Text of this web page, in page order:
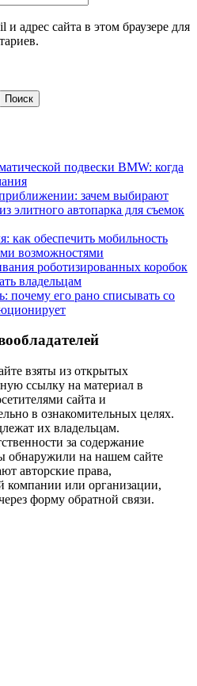
адрес сайта в этом браузере для
подвески BMW: когда
зачем выбирают
элитного автопарка для съемок
как обеспечить мобильность
возможностями
роботизированных коробок
владельцам
почему его рано списывать со
взяты из открытых
ссылку на материал в
сайта и
в ознакомительных целях.
их владельцам.
за содержание
обнаружили на нашем сайте
авторские права,
или организации,
форму обратной связи.